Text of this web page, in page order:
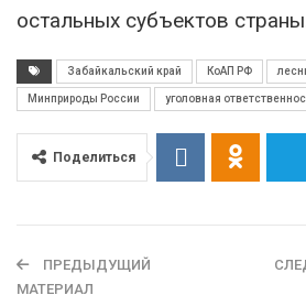
остальных субъектов
Забайкальский край КоАП РФ
Минприроды России уголовная
Поделиться
ПРЕДЫДУЩИЙ
МАТЕРИАЛ